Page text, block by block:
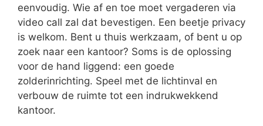
eenvoudig. Wie af en toe moet vergaderen via
video call zal dat bevestigen. Een beetje privacy
is welkom. Bent u thuis werkzaam, of bent u op
zoek naar een kantoor? Soms is de oplossing
voor de hand liggend: een goede
zolderinrichting. Speel met de lichtinval en
verbouw de ruimte tot een indrukwekkend
kantoor.